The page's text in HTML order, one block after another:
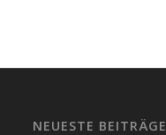
NEUESTE BEITRÄGE